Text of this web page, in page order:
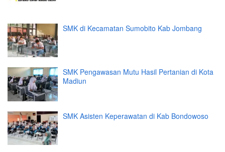
SMK di Kecamatan Sumobito Kab Jombang
SMK Pengawasan Mutu Hasil Pertanian di Kota
Madiun
SMK Asisten Keperawatan di Kab Bondowoso